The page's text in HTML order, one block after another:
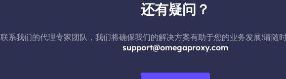
还有疑问？
联系我们的代理专家团队，我们将确保我们的解决方案有助于您的业务发展!请随
support@omegaproxy.com